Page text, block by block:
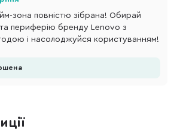
зона повністю зібрана! Обирай
периферію бренду Lenovo з
і насолоджуйся користуванням!